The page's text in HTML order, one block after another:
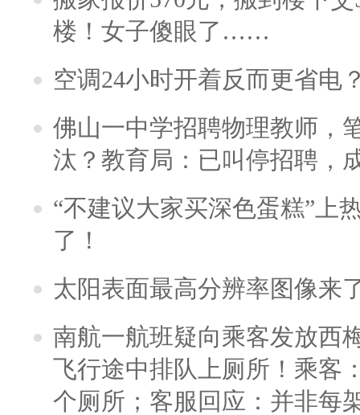
楼！女子傻眼了……
空调24小时开着反而更省电
佛山一中学招聘物理教师，
汰？教育局：已叫停招聘，
“不建议大家买深色蛋糕”上
了！
太阳表面最高分辨率图像来
南航一航班疑向乘客发放西
飞行途中排队上厕所！乘客
个厕所；客服回应：并非每